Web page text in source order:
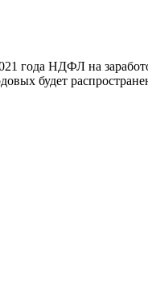
года НДФЛ на
будет